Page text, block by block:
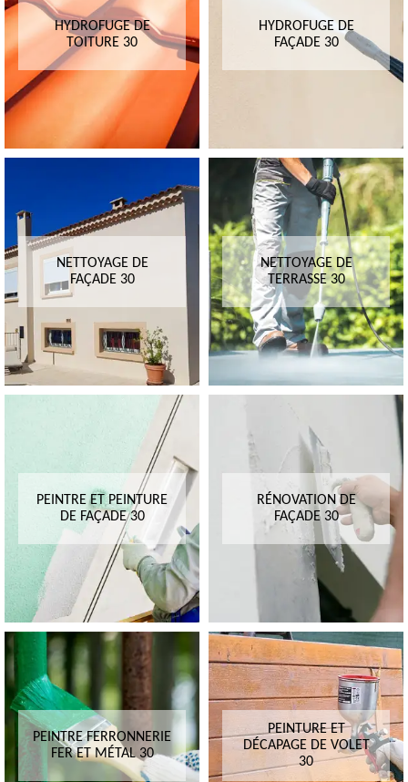
HYDROFUGE DE
TOITURE 30
HYDROFUGE DE
FAÇADE 30
NETTOYAGE DE
FAÇADE 30
NETTOYAGE DE
TERRASSE 30
PEINTRE ET PEINTURE
DE FAÇADE 30
RÉNOVATION DE
FAÇADE 30
PEINTRE FERRONNERIE
FER ET MÉTAL 30
PEINTURE ET
DÉCAPAGE DE VOLET
30